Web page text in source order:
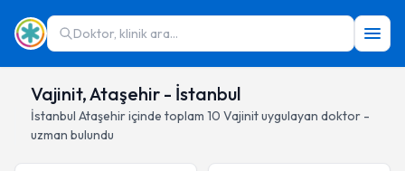
Doktor, klinik ara...
Vajinit, Ataşehir - İstanbul
İstanbul Ataşehiriçinde toplam 10 Vajinituygulayan doktor -
uzman bulundu